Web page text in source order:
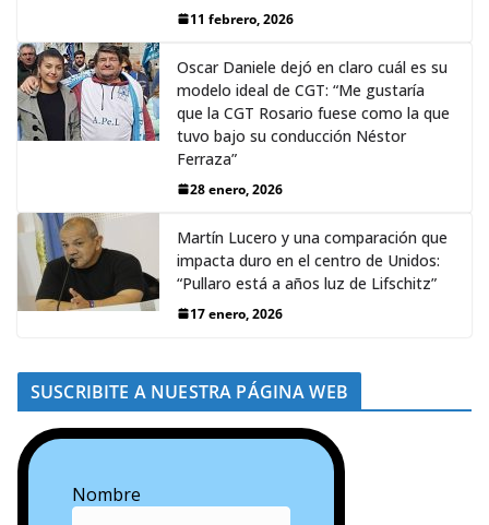
11 febrero, 2026
Oscar Daniele dejó en claro cuál es su
modelo ideal de CGT: “Me gustaría
que la CGT Rosario fuese como la que
tuvo bajo su conducción Néstor
Ferraza”
28 enero, 2026
Martín Lucero y una comparación que
impacta duro en el centro de Unidos:
“Pullaro está a años luz de Lifschitz”
17 enero, 2026
SUSCRIBITE A NUESTRA PÁGINA WEB
Nombre